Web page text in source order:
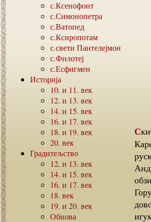
с.Ксенофонт
с.Симонопетра
с.Ватопед
с.Ксиропотам
с.свети Пантелејмон
с.Филотеј
с.Есфигмен
Историја
10. и 11. век
12. и 13. век
14. и 15. век
16. и 17. век
18. и 19. век
20. век
Градитељство
12. и 13. век
14. и 15. век
16. и 17. век
18. век
19. и 20. век
Обнова
Скит Пророка Илије или Светоилински скит удаљен је око сат хода од